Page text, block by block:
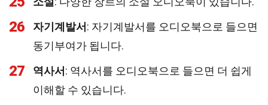
26 자기계발서 : 자기계발서를 오디오북으로 들으면
동기부여가 됩니다.
27 역사서 : 역사서를 오디오북으로 들으면 더 쉽게
이해할 수 있습니다.